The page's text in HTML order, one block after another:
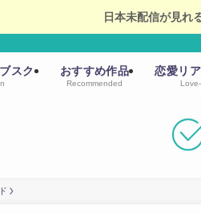
日本未配信が見
スク おすすめ作品
Recommended
恋愛リ